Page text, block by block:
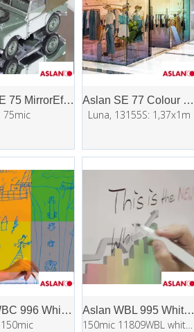
Aslan SE 75 MirrorEffect Antiscratch
75mic
Aslan SE 77 Colour Shift Etched
Luna, 13155S: 1,37x1m
Aslan WBC 996 WhiteboardColour
150mic
Aslan WBL 995 Whiteboard Dryapply
150mic 11809WBL white, glossy